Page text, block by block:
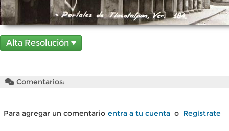
Alta Resolución
Comentarios:
Para agregar un comentario entra a tu cuenta o Regístrate